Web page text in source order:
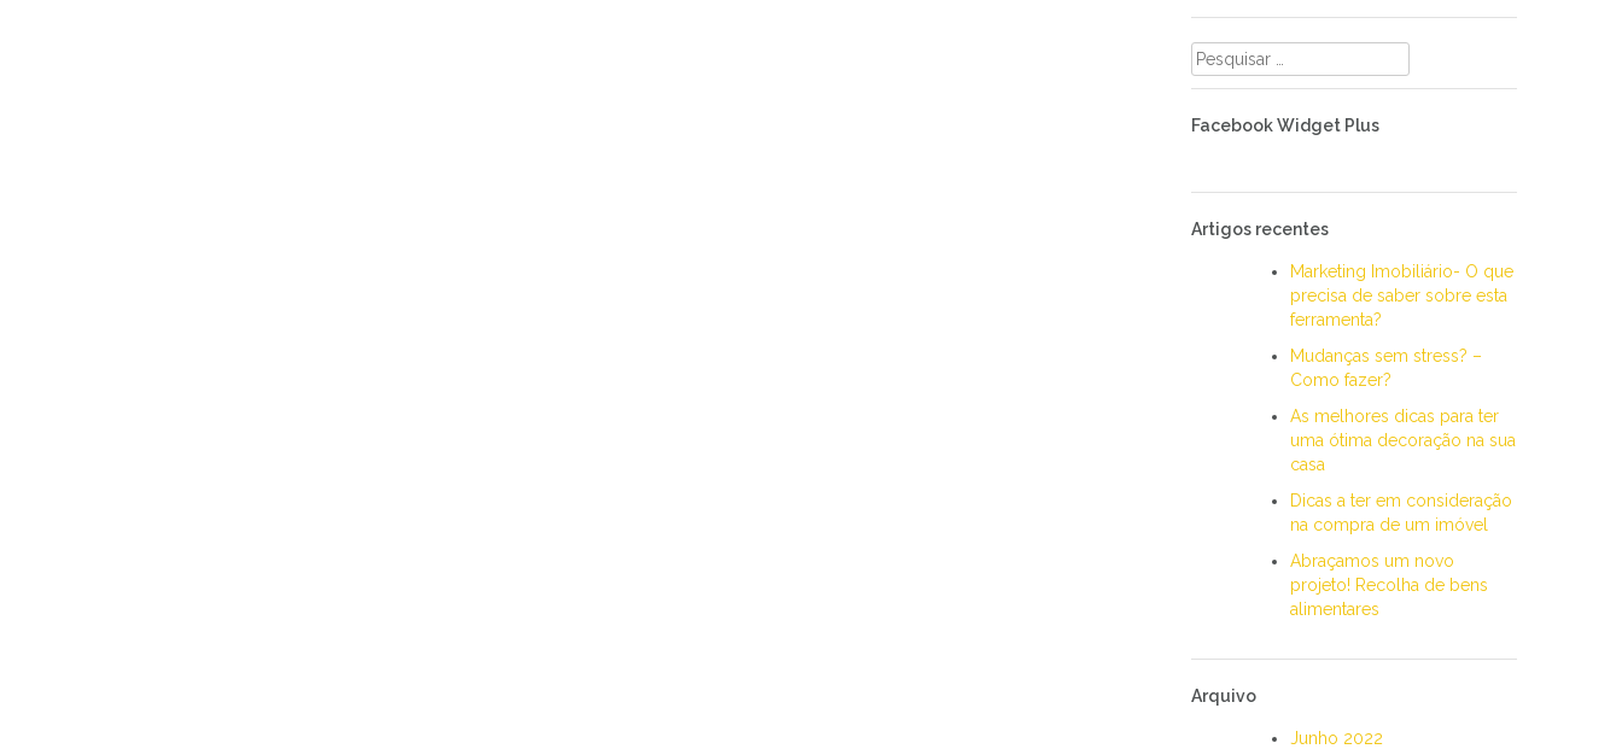
Pesquisar
por:
Facebook Widget Plus
Artigos recentes
Marketing Imobiliário- O que
precisa de saber sobre esta
ferramenta?
Mudanças sem stress? –
Como fazer?
As melhores dicas para ter
uma ótima decoração na sua
casa
Dicas a ter em consideração
na compra de um imóvel
Abraçamos um novo
projeto! Recolha de bens
alimentares
Arquivo
Junho 2022